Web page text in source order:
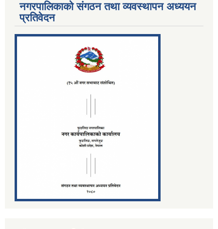
नगरपालिकाको संगठन तथा व्यवस्थापन अध्ययन
प्रतिवेदन